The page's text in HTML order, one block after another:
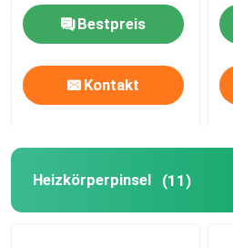
Bestpreis
Kontakt
Heizkörperpinsel (11)